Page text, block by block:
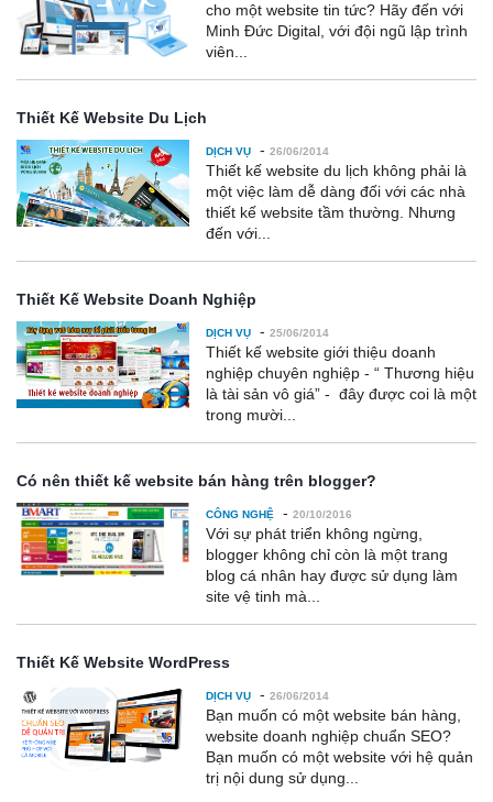
cho một website tin tức? Hãy đến với
Minh Đức Digital, với đội ngũ lập trình
viên...
Thiết Kế Website Du Lịch
DỊCH VỤ - 26/06/2014
Thiết kế website du lịch không phải là
một việc làm dễ dàng đối với các nhà
thiết kế website tầm thường. Nhưng
đến với...
Thiết Kế Website Doanh Nghiệp
DỊCH VỤ - 25/06/2014
Thiết kế website giới thiệu doanh
nghiệp chuyên nghiệp - “ Thương hiệu
là tài sản vô giá” - đây được coi là một
trong mười...
Có nên thiết kế website bán hàng trên blogger?
CÔNG NGHỆ - 20/10/2016
Với sự phát triển không ngừng,
blogger không chỉ còn là một trang
blog cá nhân hay được sử dụng làm
site vệ tinh mà...
Thiết Kế Website WordPress
DỊCH VỤ - 26/06/2014
Bạn muốn có một website bán hàng,
website doanh nghiệp chuẩn SEO?
Bạn muốn có một website với hệ quản
trị nội dung sử dụng...